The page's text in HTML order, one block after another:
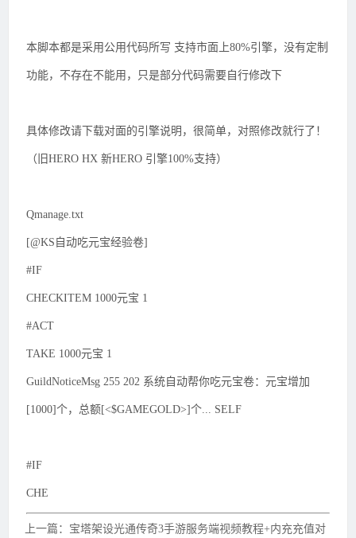
本脚本都是采用公用代码所写 支持市面上80%引擎，没有定制
功能，不存在不能用，只是部分代码需要自行修改下
具体修改请下载对面的引擎说明，很简单，对照修改就行了！
（旧HERO HX 新HERO 引擎100%支持）
Qmanage.txt
[@KS自动吃元宝经验卷]
#IF
CHECKITEM 1000元宝 1
#ACT
TAKE 1000元宝 1
GuildNoticeMsg 255 202 系统自动帮你吃元宝卷：元宝增加
[1000]个，总额[<$GAMEGOLD>]个... SELF
#IF
CHE
上一篇：宝塔架设光通传奇3手游服务端视频教程+内充充值对